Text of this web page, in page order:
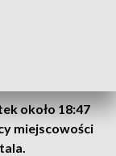
około 18:47
miejscowości